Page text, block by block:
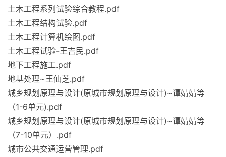
土木工程系列试验综合教程.pdf
土木工程结构试验.pdf
土木工程计算机绘图.pdf
土木工程试验-王吉民.pdf
地下工程施工.pdf
地基处理~王仙芝.pdf
城乡规划原理与设计(原城市规划原理与设计)~谭婧婧等
（1-6单元).pdf
城乡规划原理与设计(原城市规划原理与设计)~谭婧婧等
（7-10单元）.pdf
城市公共交通运营管理.pdf